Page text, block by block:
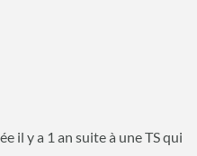
il y a 1 an suite à une TS qui